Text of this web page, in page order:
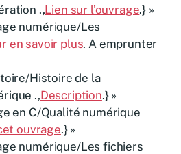
.,Lien sur l’ouvrage.} »
numérique/Les
en savoir plus. A emprunter
Histoire de la
.,Description.} »
en C/Qualité numérique
ouvrage.} »
numérique/Les fichiers